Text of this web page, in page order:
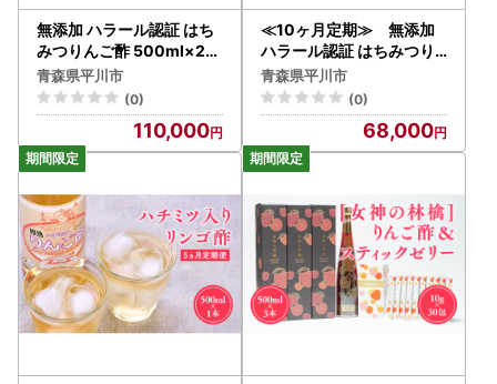
無添加 ハラール認証 はち
みつりんご酢 500ml×2本
青森県産[hi-0013-029]
青森県平川市
(0)
110,000
≪10ヶ月定期≫ 無添加
ハラール認証 はちみつり
んご酢 500ml×1本 青森県
産[hi-0013-004]
青森県平川市
(0)
68,000